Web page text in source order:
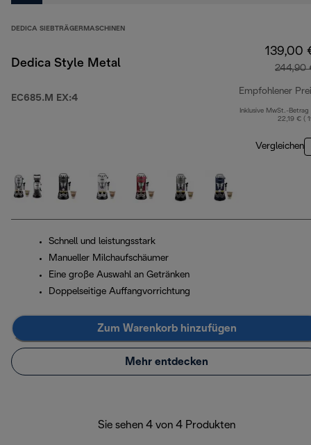
DEDICA SIEBTRÄGERMASCHINEN
Dedica Style Metal
EC685.M EX:4
139,00
244,90
Empfohlener
Inklusive MwSt.-Betrag
22,19 € (
Vergleichen
Schnell und leistungsstark
Manueller Milchaufschäumer
Eine große Auswahl an Getränken
Doppelseitige Auffangvorrichtung
Zum Warenkorb hinzufügen
Mehr entdecken
Sie sehen 4 von 4 Produkten